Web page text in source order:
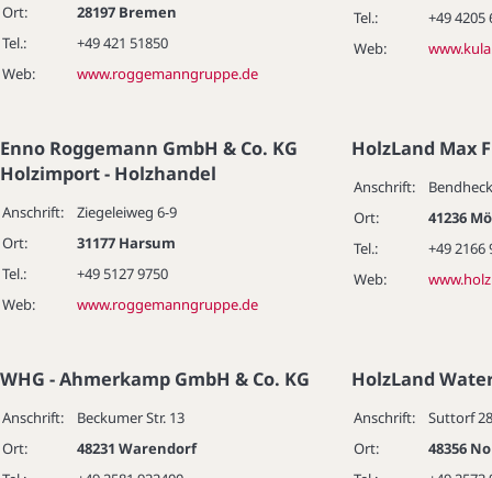
Ort:
28197 Bremen
Tel.:
+49 421 51850
Web:
www.roggemanngruppe.de
Tel.:
+49 4205
Web:
Enno Roggemann GmbH & Co. KG
Holzimport - Holzhandel
Anschrift:
Ziegeleiweg 6-9
Ort:
31177 Harsum
Tel.:
+49 5127 9750
Web:
www.roggemanngruppe.de
HolzLand Max
Anschrift:
Ort:
41236
Tel.:
+49 2166
Web:
WHG - Ahmerkamp GmbH & Co. KG
Anschrift:
Beckumer Str. 13
Ort:
48231 Warendorf
HolzLand
Anschrift:
Suttorf 28
Ort:
48356